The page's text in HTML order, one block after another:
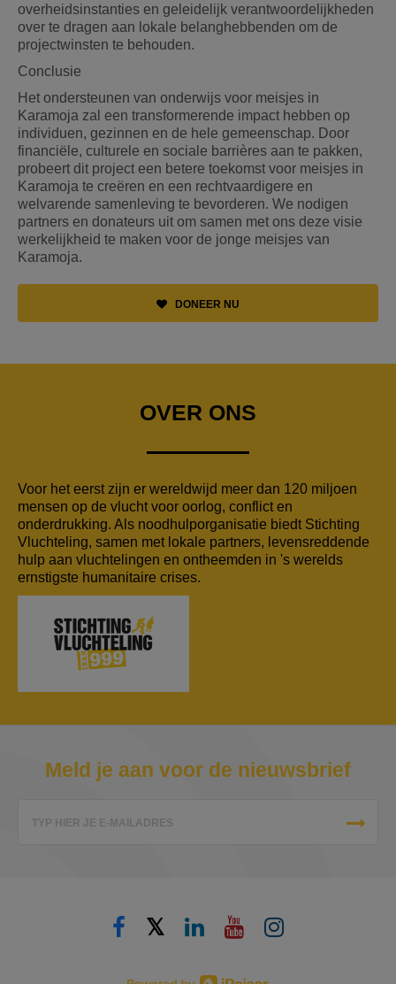
overheidsinstanties en geleidelijk verantwoordelijkheden
over te dragen aan lokale belanghebbenden om de
projectwinsten te behouden.
Conclusie
Het ondersteunen van onderwijs voor meisjes in
Karamoja zal een transformerende impact hebben op
individuen, gezinnen en de hele gemeenschap. Door
financiële, culturele en sociale barrières aan te pakken,
probeert dit project een betere toekomst voor meisjes in
Karamoja te creëren en een rechtvaardigere en
welvarende samenleving te bevorderen. We nodigen
partners en donateurs uit om samen met ons deze visie
werkelijkheid te maken voor de jonge meisjes van
Karamoja.
DONEER NU
OVER ONS
Voor het eerst zijn er wereldwijd meer dan 120 miljoen
mensen op de vlucht voor oorlog, conflict en
onderdrukking. Als noodhulporganisatie biedt Stichting
Vluchteling, samen met lokale partners, levensreddende
hulp aan vluchtelingen en ontheemden in 's werelds
ernstigste humanitaire crises.
Meld je aan voor de nieuwsbrief
TYP HIER JE E-MAILADRES
𝕏